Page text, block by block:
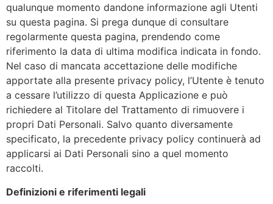
qualunque momento dandone informazione agli Utenti
su questa pagina. Si prega dunque di consultare
regolarmente questa pagina, prendendo come
riferimento la data di ultima modifica indicata in fondo.
Nel caso di mancata accettazione delle modifiche
apportate alla presente privacy policy, l’Utente è tenuto
a cessare l’utilizzo di questa Applicazione e può
richiedere al Titolare del Trattamento di rimuovere i
propri Dati Personali. Salvo quanto diversamente
specificato, la precedente privacy policy continuerà ad
applicarsi ai Dati Personali sino a quel momento
raccolti.
Definizioni e riferimenti legali